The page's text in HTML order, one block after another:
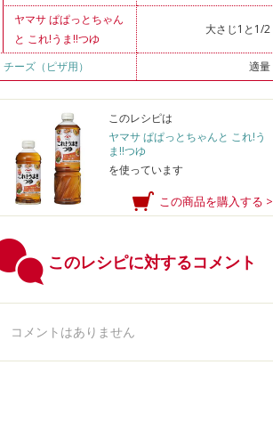
ヤマサ ぱぱっとちゃん
と これ!うま!!つゆ
大さじ1と1/2
チーズ（ピザ用） 適量
このレシピは
ヤマサ ぱぱっとちゃんと これ!う
ま!!つゆ
を使っています
この商品を購入する >
このレシピに対するコメント
コメントはありません